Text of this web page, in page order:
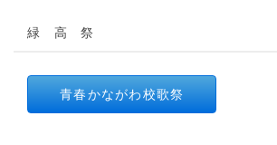
緑 高 祭
青春かながわ校歌祭